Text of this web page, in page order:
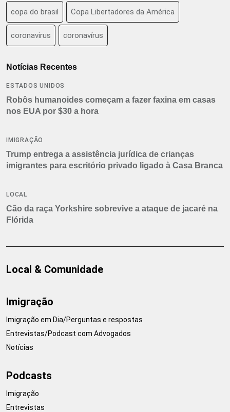
copa do brasil Copa Libertadores da América
coronavirus coronavírus
Notícias Recentes
ESTADOS UNIDOS
Robôs humanoides começam a fazer faxina em casas
nos EUA por $30 a hora
IMIGRAÇÃO
Trump entrega a assistência jurídica de crianças
imigrantes para escritório privado ligado à Casa Branca
LOCAL
Cão da raça Yorkshire sobrevive a ataque de jacaré na
Flórida
Local & Comunidade
Imigração
Imigração em Dia/Perguntas e respostas
Entrevistas/Podcast com Advogados
Notícias
Podcasts
Imigração
Entrevistas